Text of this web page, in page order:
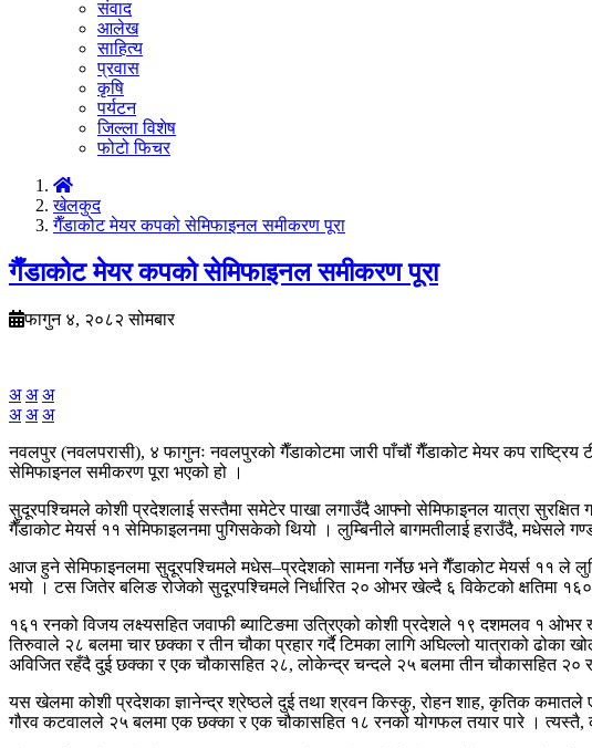
संवाद
आलेख
साहित्य
प्रवास
कृषि
पर्यटन
जिल्ला विशेष
फोटो फिचर
खेलकुद
गैँडाकोट मेयर कपको सेमिफाइनल समीकरण पूरा
गैँडाकोट मेयर कपको सेमिफाइनल समीकरण पूरा
फागुन ४, २०८२ सोमबार
अ अ अ
अ अ अ
नवलपुर (नवलपरासी), ४ फागुनः नवलपुरको गैँडाकोटमा जारी पाँचौं गैँडाकोट मेयर कप
सेमिफाइनल समीकरण पूरा भएको हो ।
सुदूरपश्चिमले कोशी प्रदेशलाई सस्तैमा समेटेर पाखा लगाउँदै आफ्नो सेमिफाइनल यात्रा
गैँडाकोट मेयर्स ११ सेमिफाइलनमा पुगिसकेको थियो । लुम्बिनीले बागमतीलाई हराउँदै, मधेसले
आज हुने सेमिफाइनलमा सुदूरपश्चिमले मधेस–प्रदेशको सामना गर्नेछ भने गैँडाकोट मेयर्स ११ ले
भयो । टस जितेर बलिङ रोजेको सुदूरपश्चिमले निर्धारित २० ओभर खेल्दै ६ विकेटको क्षतिमा
१६१ रनको विजय लक्ष्यसहित जवाफी ब्याटिङमा उत्रिएको कोशी प्रदेशले १९ दशमलव १
तिरुवाले २८ बलमा चार छक्का र तीन चौका प्रहार गर्दै टिमका लागि अघिल्लो यात्राको
अविजित रहँदै दुई छक्का र एक चौकासहित २८, लोकेन्द्र चन्दले २५ बलमा तीन चौकासहित २०
यस खेलमा कोशी प्रदेशका ज्ञानेन्द्र श्रेष्ठले दुई तथा श्रवन किस्कु, रोहन शाह, कृतिक
गौरव कटवालले २५ बलमा एक छक्का र एक चौकासहित १८ रनको योगफल तयार पारे ।